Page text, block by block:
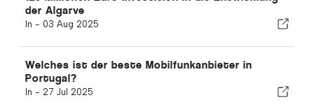
der Algarve
In - 03 Aug 2025
Welches ist der beste Mobilfunkanbieter in
Portugal?
In - 27 Jul 2025